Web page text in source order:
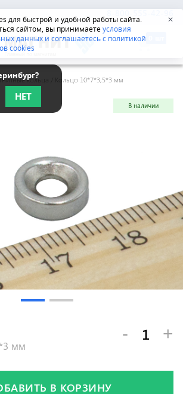
для быстрой и удобной работы сайта.
сайтом, вы принимаетеусловия
данных и соглашаетесь с политикой
cookies
✕
8-800-555-42-96
НЕТ
кольца Кольцо 10*7*3,5*3 мм
В наличии
мм
- +
В КОРЗИНУ